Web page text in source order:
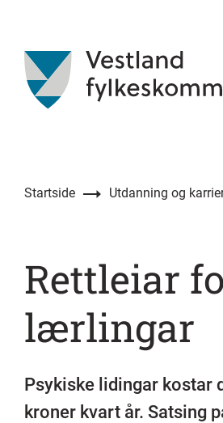
Startside Utdanning og
Rettleiar
lærlingar
Psykiske lidingar kostar
kroner kvart år. Satsing